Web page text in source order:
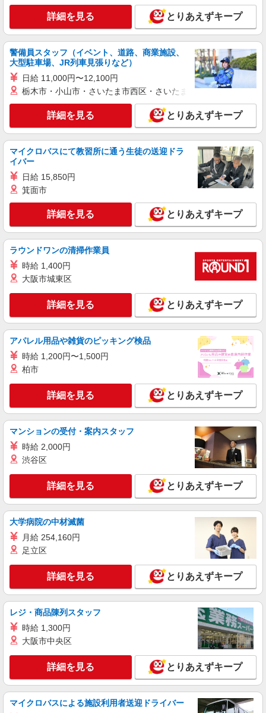
キープ 詳細を見る
ライフ奥戸店（店舗コード873）
日用雑貨
時給1,260円以上 高校生 時給1,235円
ライフ奥戸店 東京都葛飾区奥戸3-23-19
キープ 詳細を見る
パート
ライフ葛飾鎌倉店（店舗コード808）
時給1,235円以上 日曜・祝日は時給＋150円！
ライフ葛飾鎌倉店 東京都葛飾区鎌倉1-14-7
キープ 詳細を見る
パート
ライフ葛飾鎌倉店（店舗コード808）
時給1,235円以上
ライフ葛飾鎌倉店 東京都葛飾区鎌倉1-14-7
キープ 詳細を見る
パート
ライフ水元店（店舗コード846）
登録販売者
時給1,435円以上
ライフ水元店 東京都葛飾区水元2-11-5
キープ 詳細を見る
ライフ奥戸街道店（店舗コード877）
作業場清掃
ライフ奥戸街道店 東京都葛飾区奥戸2-14-25
キープ 詳細を見る
アルバイト
ライフ奥戸店（店舗コード873）
品出し（商品陳列）
時給1,260円 高校生 時給1,235円
ライフ奥戸店 東京都葛飾区奥戸3-23-19
キープ 詳細を見る
詳細を見る とりあえずキープ
警備員スタッフ（イベント、道路、商業施設、
大型駐車場、JR列車見張りなど）
日給 11,000円〜12,100円
栃木市・小山市・さいたま市西区・さいたま市岩槻区・久喜市・
詳細を見る とりあえずキープ
マイクロバスにて教習所に通う生徒の送迎ドラ
イバー
日給 15,850円
箕面市
詳細を見る とりあえずキープ
ラウンドワンの清掃作業員
時給 1,400円
大阪市城東区
詳細を見る とりあえずキープ
アパレル用品や雑貨のピッキング検品
時給 1,200円〜1,500円
柏市
詳細を見る とりあえずキープ
マンションの受付・案内スタッフ
時給 2,000円
渋谷区
詳細を見る とりあえずキープ
大学病院の中材滅菌
月給 254,160円
足立区
詳細を見る とりあえずキープ
レジ・商品陳列スタッフ
時給 1,300円
大阪市中央区
詳細を見る とりあえずキープ
マイクロバスによる施設利用者送迎ドライバー